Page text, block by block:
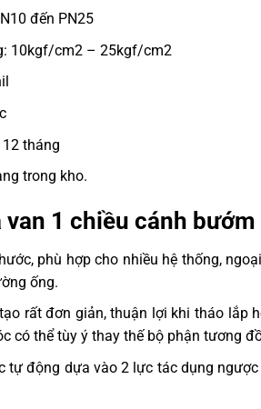
đến PN25
10kgf/cm2 – 25kgf/cm2
tháng
trong kho.
1 chiều cánh bướm
phù hợp cho nhiều hệ thống,
ống.
rất đơn giản, thuận lợi khi tháo lắp
có thể tùy ý thay thế bộ phận tương
tự động dựa vào 2 lực tác dụng